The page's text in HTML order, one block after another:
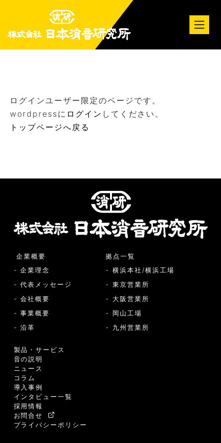
ログインユーザー限定のページです。
wordpressに ログイン してください。
トップページへ戻る
企業概要
- 企業理念
- 代表メッセージ
- 会社概要
- 事業概要
- 沿革
製品・サービス
音の説明
ニュース
コラム
導入事例
インタビュー一覧
採用情報
お問合せ
プライバシーポリシー
拠点一覧
- 横浜本社/横浜工場
- 東京営業所
- 大阪営業所
- 岡山工場
- 九州営業所